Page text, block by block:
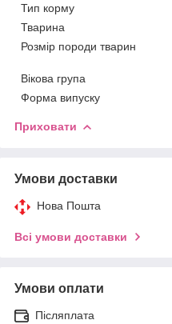
Тип корму
Тварина
Розмір породи тварин
Вікова група
Форма випуску
Приховати
Умови доставки
Нова Пошта
Всі умови доставки
Умови оплати
Післяплата